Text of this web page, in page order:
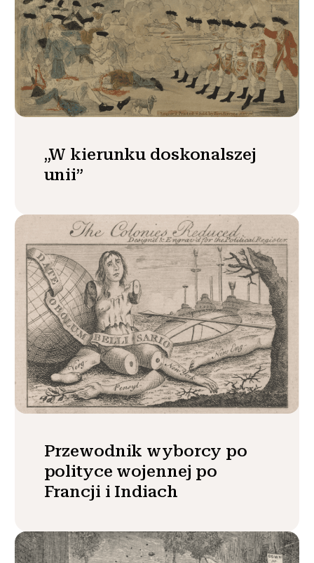
„W kierunku doskonalszej
unii”
Przewodnik wyborcy po
polityce wojennej po
Francji i Indiach